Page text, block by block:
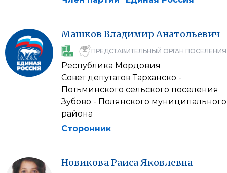
Машков Владимир Анатольевич
ПРЕДСТАВИТЕЛЬНЫЙ ОРГАН ПОСЕЛЕНИЯ
Республика Мордовия
Совет депутатов Тарханско -
Потьминского сельского поселения
Зубово - Полянского муниципального
района
Сторонник
НовиковаРаисаЯковлевна